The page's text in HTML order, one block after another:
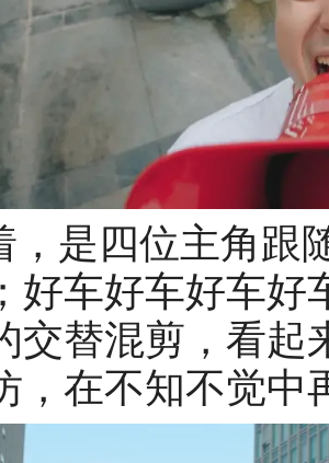
，是四位主角跟
好车好车好车好
交替混剪，看起
，在不知不觉中